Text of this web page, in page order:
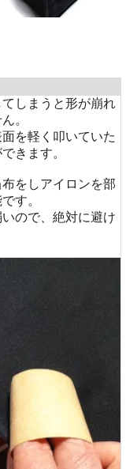
しまうと形が崩れ
。
を軽く叩いていた
きます。
をしアイロンを部
す。
ので、絶対に避け